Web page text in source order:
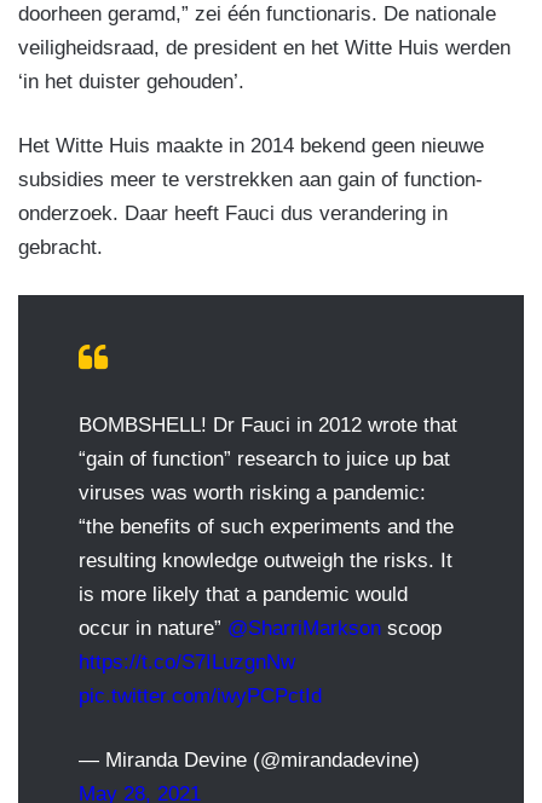
doorheen geramd,” zei één functionaris. De nationale
veiligheidsraad, de president en het Witte Huis werden
‘in het duister gehouden’.
Het Witte Huis maakte in 2014 bekend geen nieuwe
subsidies meer te verstrekken aan gain of function-
onderzoek. Daar heeft Fauci dus verandering in
gebracht.
BOMBSHELL! Dr Fauci in 2012 wrote that
“gain of function” research to juice up bat
viruses was worth risking a pandemic:
“the benefits of such experiments and the
resulting knowledge outweigh the risks. It
is more likely that a pandemic would
occur in nature” @SharriMarkson scoop
https://t.co/S7ILuzgnNw
pic.twitter.com/iwyPCPctId
— Miranda Devine (@mirandadevine)
May 28, 2021